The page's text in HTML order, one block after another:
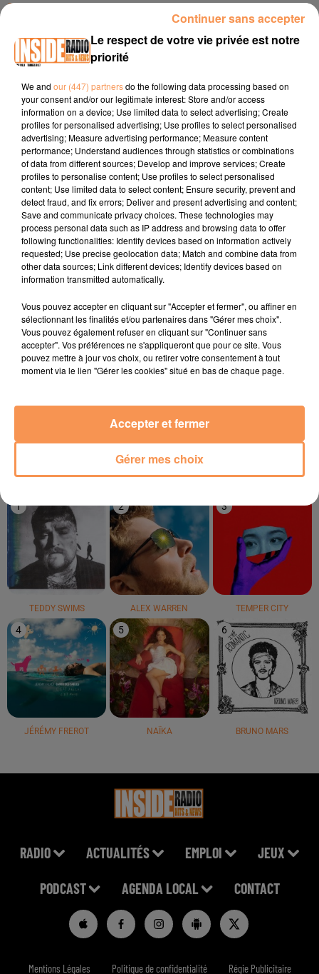
20 juin 2025 - 3 min 44 sec
INTERVIEW DE JOAQUIN "JARDINERIE BONCAP" À LESCAR; SUR
RADIO INSIDE
Site internet :www.jardinerie-boncap.fr
Facebook : Jardinerie Boncap Bordères Lescar Orthez
Instagram :@jardinerie_boncap
TITRES DIFFUSÉS
17h30
17h30
TRYO
17h26
17h26
BANGLES
Walk Like An Egyptian
17h24
17h24
RIDSA
1
TEDDY SWIMS
2
ALEX WARREN
3
TEMPER CITY
4
JÉRÉMY FREROT
5
NAÏKA
6
BRUNO MARS
RADIO ACTUALITÉS EMPLOI JEUX
PODCAST AGENDA LOCAL CONTACT
Mentions Légales Politique de confidentialité Régie Publicitaire
Le respect de votre vie privée est notre
priorité
We and our (447) partnersdo the following data processing based on
your consent and/or our legitimate interest: Store and/or access
information on a device; Use limited data to select advertising; Create
profiles for personalised advertising; Use profiles to select personalised
advertising; Measure advertising performance; Measure content
performance; Understand audiences through statistics or combinations
of data from different sources; Develop and improve services; Create
profiles to personalise content; Use profiles to select personalised
content; Use limited data to select content; Ensure security, prevent and
detect fraud, and fix errors; Deliver and present advertising and content;
Save and communicate privacy choices. These technologies may
process personal data such as IP address and browsing data to offer
following functionalities: Identify devices based on information actively
requested; Use precise geolocation data; Match and combine data from
other data sources; Link different devices; Identify devices based on
information transmitted automatically.
Vous pouvez accepter en cliquant sur "Accepter et fermer", ou affiner en
sélectionnant les finalités et/ou partenaires dans "Gérer mes choix".
Vous pouvez également refuser en cliquant sur "Continuer sans
accepter". Vos préférences ne s'appliqueront que pour ce site. Vous
pouvez mettre à jour vos choix, ou retirer votre consentement à tout
moment via le lien "Gérer les cookies" situé en bas de chaque page.
Gérer mes choix
Accepter et fermer
Continuer sans accepter